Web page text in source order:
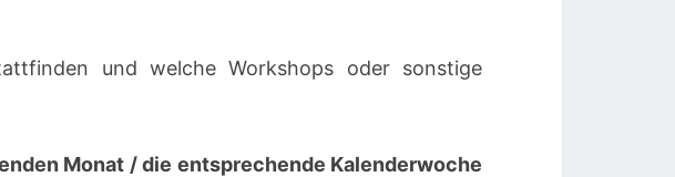
und welche Workshops oder sonstige
Monat / die entsprechende Kalenderwoche